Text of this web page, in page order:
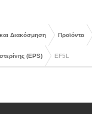
Διακόσμηση Προϊόντα
(EPS) EF5L